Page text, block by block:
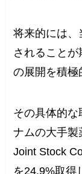
将来的には、
されること
の展開を積極
その具体的な
ナムの大手製
Joint Stock
を24.9%取得